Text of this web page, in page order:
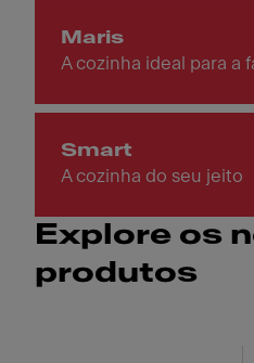
Maris
A cozinha ideal para a
Smart
A cozinha do seu jeito
Explore os
produtos